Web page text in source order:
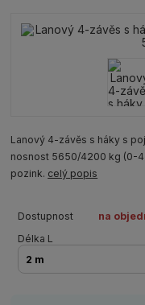
Lanový 4-závěs s háky s
nosnost 5650/4200 kg (0-
pozink. celý popis
Dostupnost
na
Délka L